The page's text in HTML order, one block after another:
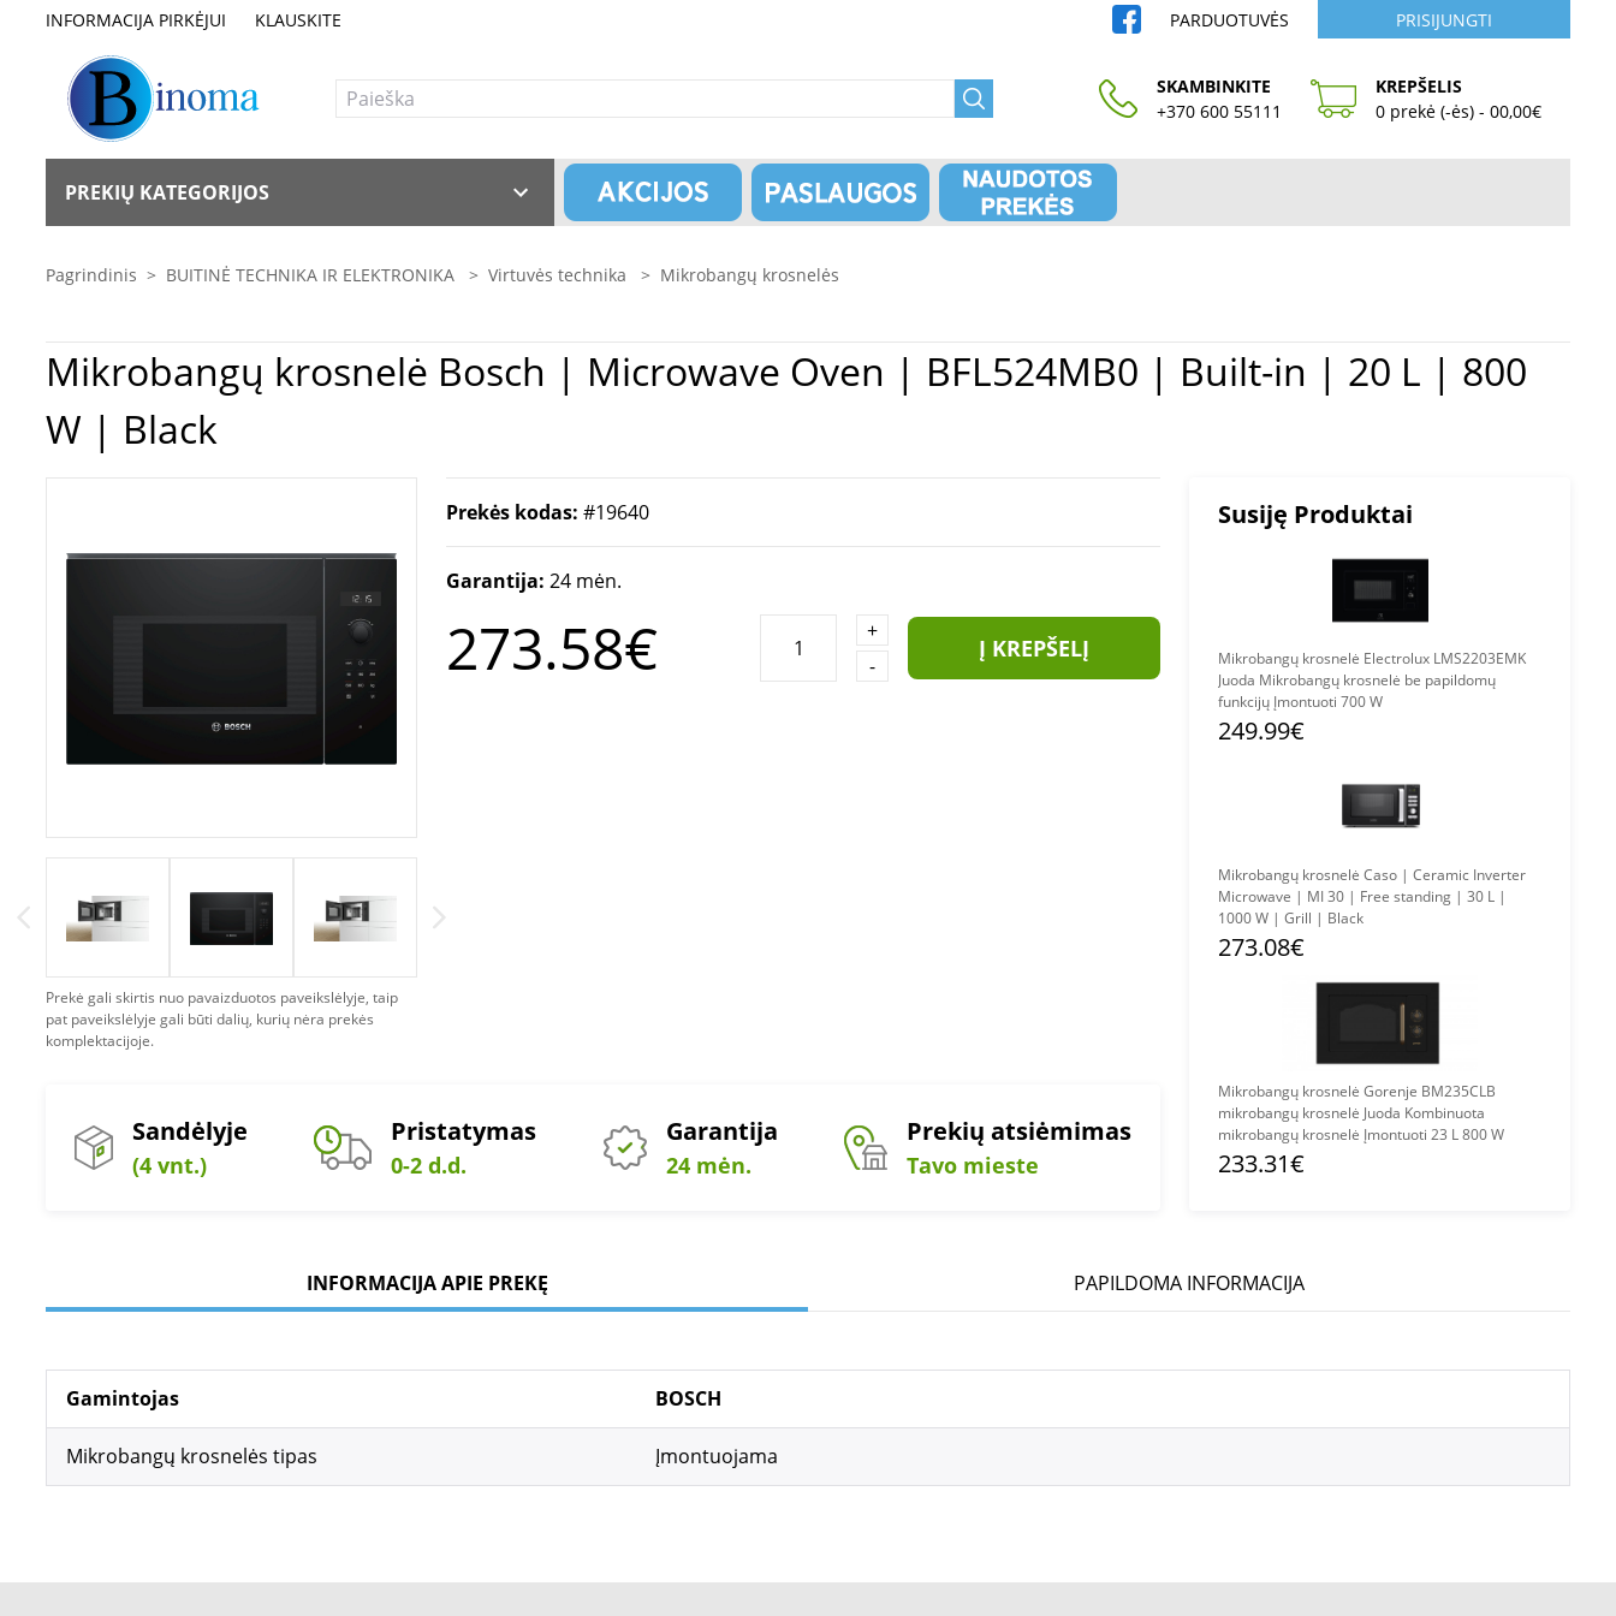
INFORMACIJA PIRKĖJUI KLAUSKITE PARDUOTUVĖS PRISIJUNGTI
SKAMBINKITE
+370 600 55111
KREPŠELIS
0 prekė (-ės) - 00,00€
PREKIŲ KATEGORIJOS
Pagrindinis > BUITINĖ TECHNIKA IR ELEKTRONIKA > Virtuvės technika > Mikrobangų krosnelės
Mikrobangų krosnelė Bosch | Microwave Oven | BFL524MB0 | Built-in | 20 L | 800
W | Black
Prekė gali skirtis nuo pavaizduotos paveikslėlyje, taip
pat paveikslėlyje gali būti dalių, kurių nėra prekės
komplektacijoje.
Prekės kodas: #19640
Garantija: 24 mėn.
273.58€
+
-
Į KREPŠELĮ
Sandėlyje
(4 vnt.)
Pristatymas
0-2 d.d.
Garantija
24 mėn.
Prekių atsiėmimas
Tavo mieste
Susiję Produktai
Mikrobangų krosnelė Electrolux LMS2203EMK
Juoda Mikrobangų krosnelė be papildomų
funkcijų Įmontuoti 700 W
249.99€
Mikrobangų krosnelė Caso | Ceramic Inverter
Microwave | MI 30 | Free standing | 30 L |
1000 W | Grill | Black
273.08€
Mikrobangų krosnelė Gorenje BM235CLB
mikrobangų krosnelė Juoda Kombinuota
mikrobangų krosnelė Įmontuoti 23 L 800 W
233.31€
INFORMACIJA APIE PREKĘ PAPILDOMA INFORMACIJA
Gamintojas BOSCH
Mikrobangų krosnelės tipas Įmontuojama